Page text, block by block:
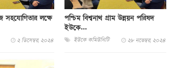
সহযোগিতার লক্ষে
২ ডিসেম্বর, ২০২৪
পশ্চিম বিশ্বনাথ গ্রাম উন্নয়ন পরিষদ
ইউকে...
ইউকে কমিউনিটি ২৮ নভেম্বর, ২০২৪